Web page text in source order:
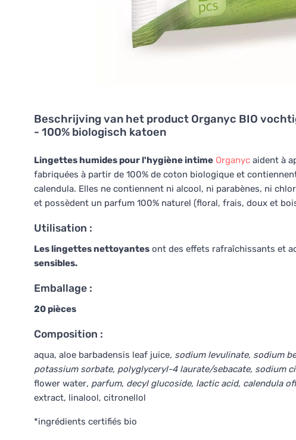
Beschrijving van het product Organyc BIO
- 100% biologisch katoen
Lingettes humides pour l'hygiène intime Organyc aident à
fabriquées à partir de 100% de coton biologique et
calendula. Elles ne contiennent ni alcool, ni parabènes, ni
et possèdent un parfum 100% naturel (floral, frais, doux et
Utilisation :
Les lingettes nettoyantes ont des effets rafraîchissants et
sensibles.
Emballage :
20 pièces
Composition :
aqua, aloe barbadensis leaf juice, sodium levulinate, sodium
potassium sorbate, polyglyceryl-4 laurate/sebacate, sodium
flower water, parfum, decyl glucoside, lactic acid, calendula
extract, linalool, citronellol
*ingrédients certifiés bio